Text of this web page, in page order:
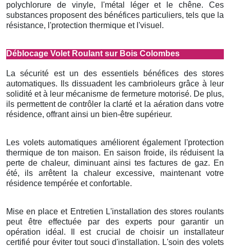
polychlorure de vinyle, l'métal léger et le chêne. Ces
substances proposent des bénéfices particuliers, tels que la
résistance, l'protection thermique et l'visuel.
Déblocage Volet Roulant sur Bois Colombes
La sécurité est un des essentiels bénéfices des stores
automatiques. Ils dissuadent les cambrioleurs grâce à leur
solidité et à leur mécanisme de fermeture motorisé. De plus,
ils permettent de contrôler la clarté et la aération dans votre
résidence, offrant ainsi un bien-être supérieur.
Les volets automatiques améliorent également l'protection
thermique de ton maison. En saison froide, ils réduisent la
perte de chaleur, diminuant ainsi tes factures de gaz. En
été, ils arrêtent la chaleur excessive, maintenant votre
résidence tempérée et confortable.
Mise en place et Entretien L'installation des stores roulants
peut être effectuée par des experts pour garantir un
opération idéal. Il est crucial de choisir un installateur
certifié pour éviter tout souci d'installation. L'soin des volets